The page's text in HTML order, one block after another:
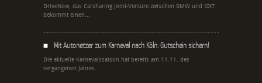
DriveNow, das Carsharing Joint-Venture zwischen BMW und SIXT
bekommt einen...
Mit Autonetzer zum Karneval nach Köln: Gutschein sichern!
Die aktuelle Karnevalssaison hat bereits am 11.11. des
vergangenen Jahres...